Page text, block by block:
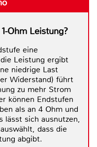
Ohm Leistung?
eine
Leistung ergibt
niedrige Last
Widerstand) führt
zu mehr Strom
können Endstufen
als an 4 Ohm und
lässt sich ausnutzen,
dass die
abgibt.